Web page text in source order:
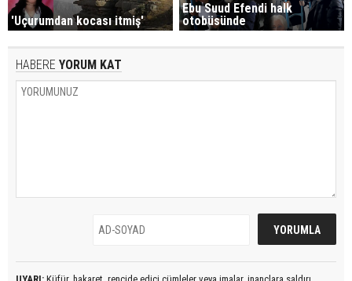
'Uçurumdan kocası itmiş'
Ebu Suud Efendi halk
otobüsünde
HABERE YORUM KAT